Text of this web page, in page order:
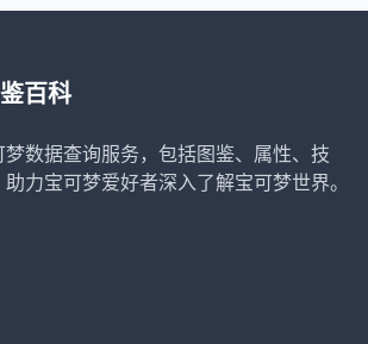
百科
数据查询服务，包括图鉴、属性、技
力宝可梦爱好者深入了解宝可梦世界。